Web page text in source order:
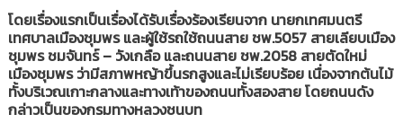
โดยเรื่องแรกเป็นเรื่องได้รับเรื่องร้องเรียนจาก นายกเทศมนตรี
เทศบาลเมืองชุมพร และผู้ใช้รถใช้ถนนสาย ชพ.5057 สายเลียบเมือง
ชุมพร ชมจันทร์ – วังเกลือ และถนนสาย ชพ.2058 สายตัดใหม่
เมืองชุมพร ว่ามีสภาพหญ้าขึ้นรกสูงและไม่เรียบร้อย เนื่องจากต้นไม้
ทั้งบริเวณเกาะกลางและทางเท้าของถนนทั้งสองสาย โดยถนนดัง
กล่าวเป็นของกรมทางหลวงชนบท